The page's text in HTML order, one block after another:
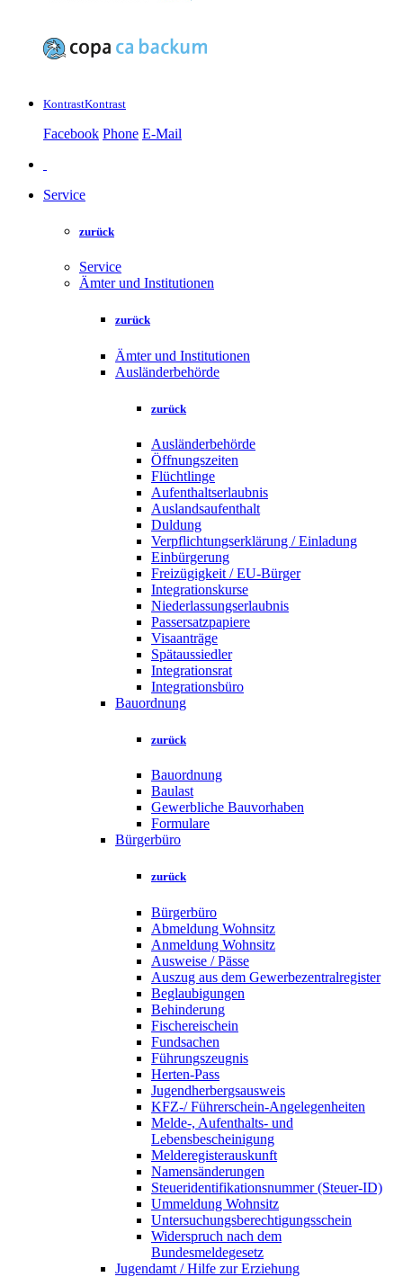
KontrastKontrast
Facebook Phone E-Mail
Service
zurück
Service
Ämter und Institutionen
zurück
Ämter und Institutionen
Ausländerbehörde
zurück
Ausländerbehörde
Öffnungszeiten
Flüchtlinge
Aufenthaltserlaubnis
Auslandsaufenthalt
Duldung
Verpflichtungserklärung / Einladung
Einbürgerung
Freizügigkeit / EU-Bürger
Integrationskurse
Niederlassungserlaubnis
Passersatzpapiere
Visaanträge
Spätaussiedler
Integrationsrat
Integrationsbüro
Bauordnung
zurück
Bauordnung
Baulast
Gewerbliche Bauvorhaben
Formulare
Bürgerbüro
zurück
Bürgerbüro
Abmeldung Wohnsitz
Anmeldung Wohnsitz
Ausweise / Pässe
Auszug aus dem Gewerbezentralregister
Beglaubigungen
Behinderung
Fischereischein
Fundsachen
Führungszeugnis
Herten-Pass
Jugendherbergsausweis
KFZ-/ Führerschein-Angelegenheiten
Melde-, Aufenthalts- und
Lebensbescheinigung
Melderegisterauskunft
Namensänderungen
Steueridentifikationsnummer (Steuer-ID)
Ummeldung Wohnsitz
Untersuchungsberechtigungsschein
Widerspruch nach dem
Bundesmeldegesetz
Jugendamt / Hilfe zur Erziehung